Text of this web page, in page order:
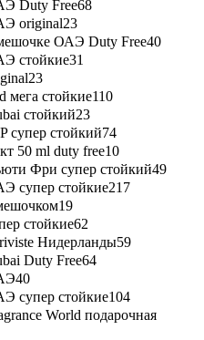
Duty Free68
original23
ОАЭ Duty Free40
стойкие31
23
мега стойкие110
стойкий23
супер стойкий74
50 ml duty free10
Фри супер стойкий49
супер стойкие217
19
стойкие62
Нидерланды59
Duty Free64
40
супер стойкие104
World подарочная